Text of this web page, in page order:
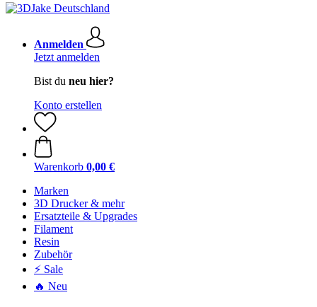
Anmelden
Jetzt anmelden
Bist du neu hier?
Konto erstellen
Warenkorb 0,00 €
Marken
3D Drucker & mehr
Ersatzteile & Upgrades
Filament
Resin
Zubehör
⚡ Sale
🔥 Neu